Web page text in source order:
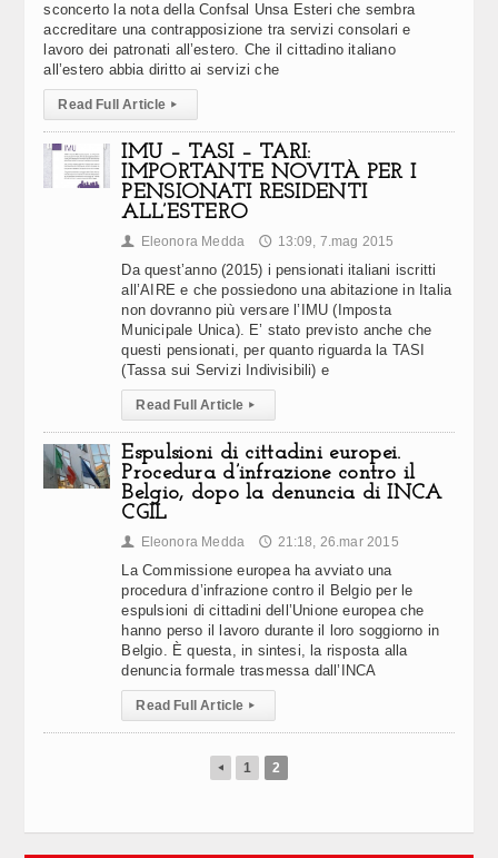
sconcerto la nota della Confsal Unsa Esteri che sembra
accreditare una contrapposizione tra servizi consolari e
lavoro dei patronati all’estero. Che il cittadino italiano
all’estero abbia diritto ai servizi che
Read Full Article ▸
IMU – TASI – TARI:
IMPORTANTE NOVITÀ PER I
PENSIONATI RESIDENTI
ALL’ESTERO
👤 Eleonora Medda 🕔 13:09, 7.mag 2015
Da quest’anno (2015) i pensionati italiani iscritti
all’AIRE e che possiedono una abitazione in Italia
non dovranno più versare l’IMU (Imposta
Municipale Unica). E’ stato previsto anche che
questi pensionati, per quanto riguarda la TASI
(Tassa sui Servizi Indivisibili) e
Read Full Article ▸
Espulsioni di cittadini europei.
Procedura d’infrazione contro il
Belgio, dopo la denuncia di INCA
CGIL
👤 Eleonora Medda 🕔 21:18, 26.mar 2015
La Commissione europea ha avviato una
procedura d’infrazione contro il Belgio per le
espulsioni di cittadini dell’Unione europea che
hanno perso il lavoro durante il loro soggiorno in
Belgio. È questa, in sintesi, la risposta alla
denuncia formale trasmessa dall’INCA
Read Full Article ▸
◂ 1 2